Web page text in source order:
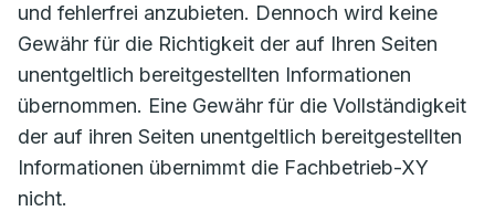
und fehlerfrei anzubieten. Dennoch wird keine
Gewähr für die Richtigkeit der auf Ihren Seiten
unentgeltlich bereitgestellten Informationen
übernommen. Eine Gewähr für die Vollständigkeit
der auf ihren Seiten unentgeltlich bereitgestellten
Informationen übernimmt die Fachbetrieb-XY
nicht.